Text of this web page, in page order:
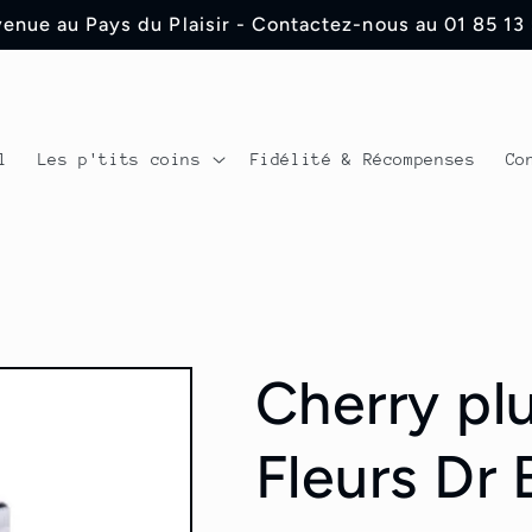
au Pays du Plaisir - Contactez-nous au 01 85 13
Les p'tits coins Fidélité & Récompenses
Cherry
Fleurs Dr